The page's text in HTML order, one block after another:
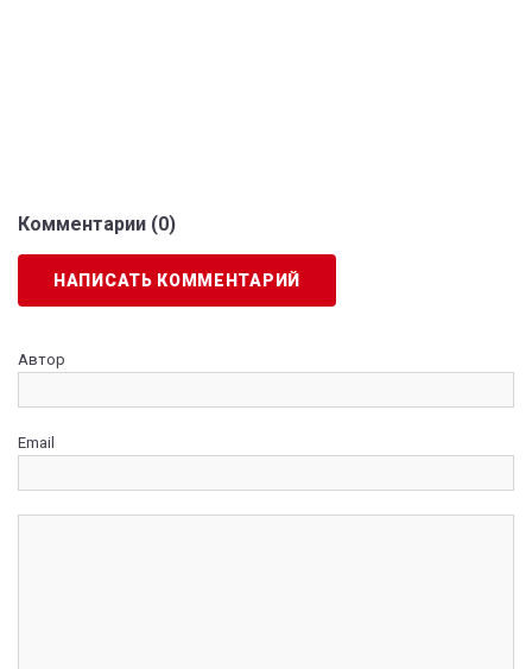
Комментарии (0)
НАПИСАТЬ КОММЕНТАРИЙ
Автор
Email